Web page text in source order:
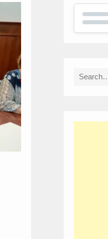
Search